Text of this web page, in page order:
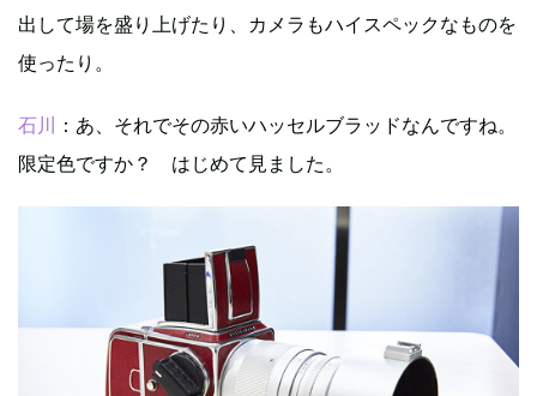
出して場を盛り上げたり、カメラもハイスペックなものを
使ったり。
石川 ：あ、それでその赤いハッセルブラッドなんですね。
限定色ですか？ はじめて見ました。